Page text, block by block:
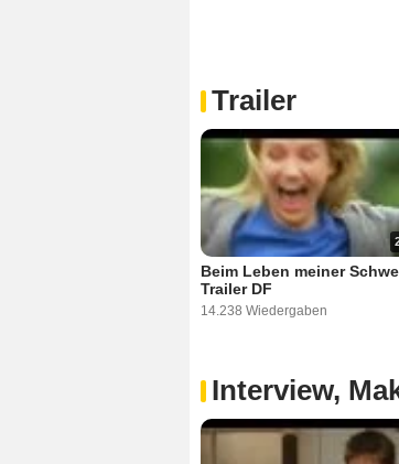
Trailer
Beim Leben meiner
Trailer DF
14.238 Wiedergaben
Interview,